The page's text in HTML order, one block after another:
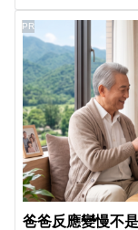
爸爸反應變慢不
PR